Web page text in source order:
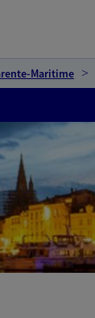
Maritime